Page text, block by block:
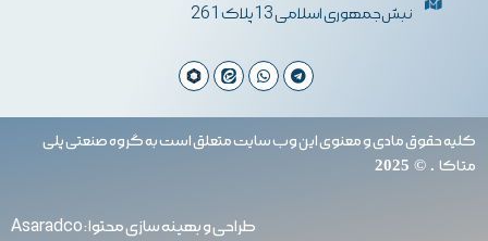
نبش جمهوری اسلامی 13 پلاک 261
کلیه حقوق مادی و معنوی این وب سایت متعلق است به گروه صنعتی پلی
متاکا . © 2025
طراحی و بهینه سازی محتوا : Asaradco